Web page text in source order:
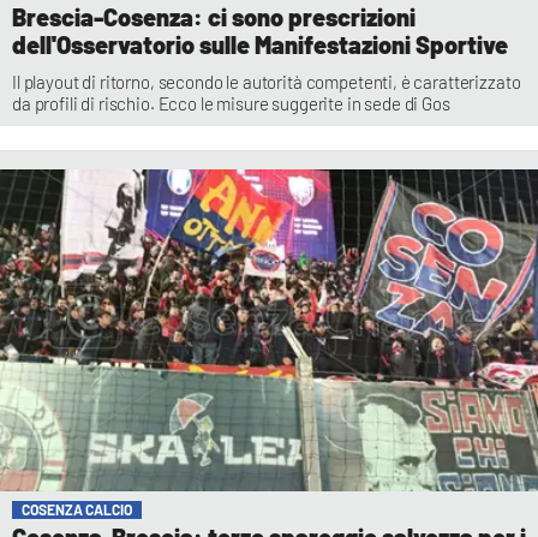
Brescia-Cosenza: ci sono prescrizioni
dell'Osservatorio sulle Manifestazioni Sportive
Il playout di ritorno, secondo le autorità competenti, è caratterizzato
da profili di rischio. Ecco le misure suggerite in sede di Gos
COSENZA CALCIO